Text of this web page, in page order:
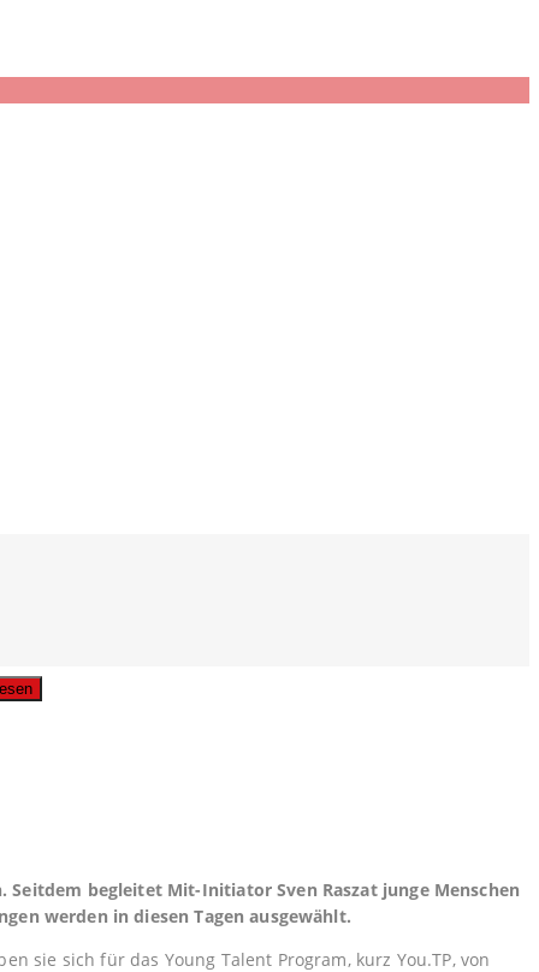
Seitdem begleitet Mit-Initiator Sven Raszat junge Menschen
werden in diesen Tagen ausgewählt.
sie sich für das Young Talent Program, kurz You.TP, von
lesen